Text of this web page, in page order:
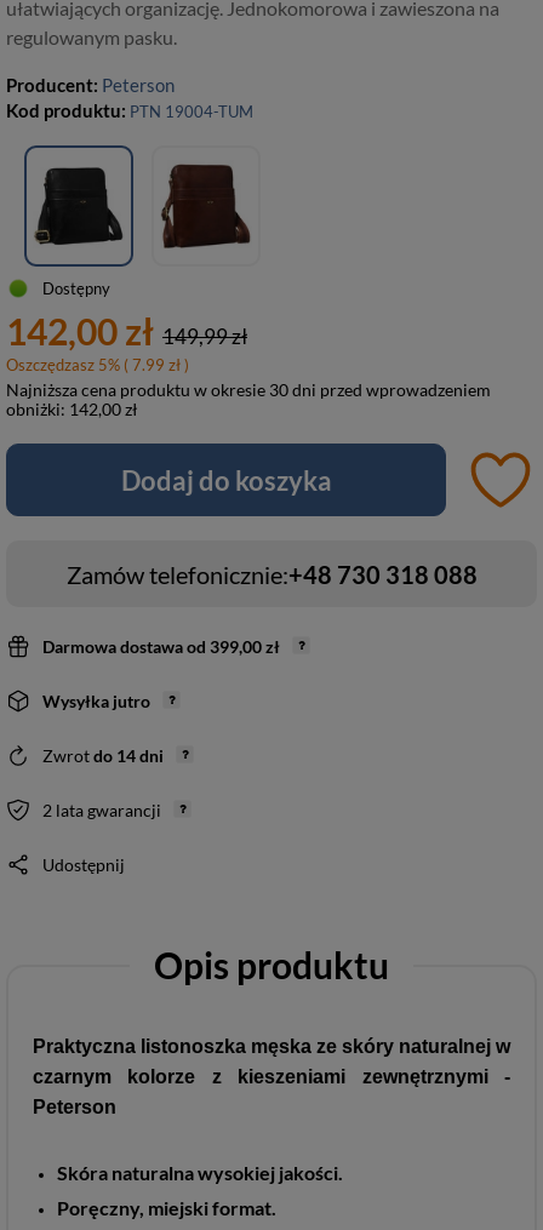
ułatwiających organizację. Jednokomorowa i zawieszona na
regulowanym pasku.
Producent: Peterson
Kod produktu: PTN 19004-TUM
Dostępny
142,00 zł 149,99 zł
Oszczędzasz 5% ( 7.99 zł )
Najniższa cena produktu w okresie 30 dni przed wprowadzeniem
obniżki: 142,00 zł
Dodaj do koszyka
Zamów telefonicznie:+48 730 318 088
Darmowa dostawaod 399,00 zł
Wysyłka jutro
Zwrotdo 14dni
2 lata gwarancji
Udostępnij
Opis produktu
Praktyczna listonoszka męska ze skóry naturalnej w
czarnym kolorze z kieszeniami zewnętrznymi -
Peterson
Skóra naturalna wysokiej jakości.
Poręczny, miejski format.